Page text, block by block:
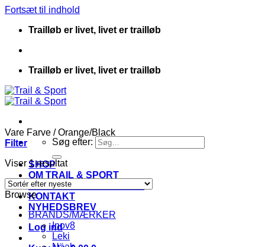
Fortsæt til indhold
Trailløb er livet, livet er trailløb
Trailløb er livet, livet er trailløb
Søg efter:
SHOP
OM TRAIL & SPORT
HANDELSBETINGELSER
KONTAKT
NYHEDSBREV
Log ind
Vare Farve /Orange/Black
Filter
Viser 1 resultat
Browse
BRANDS/MÆRKER
Inov8
Leki